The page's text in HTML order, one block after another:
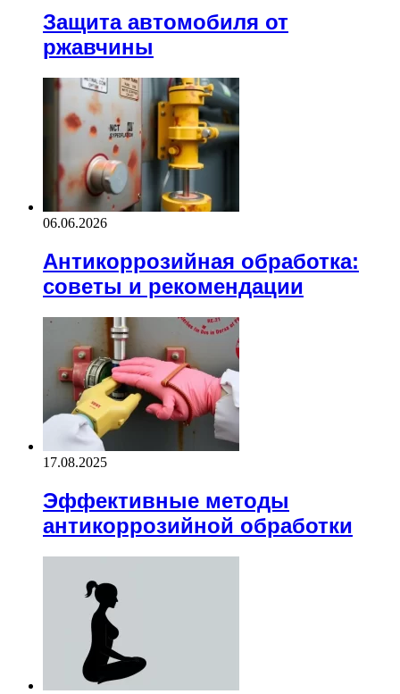
Защита автомобиля от
ржавчины
06.06.2026
Антикоррозийная обработка:
советы и рекомендации
17.08.2025
Эффективные методы
антикоррозийной обработки